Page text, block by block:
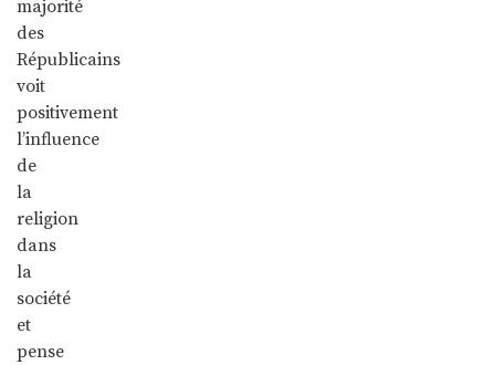
majorité
des
Républicains
voit
positivement
l’influence
de
la
religion
dans
la
société
et
pense